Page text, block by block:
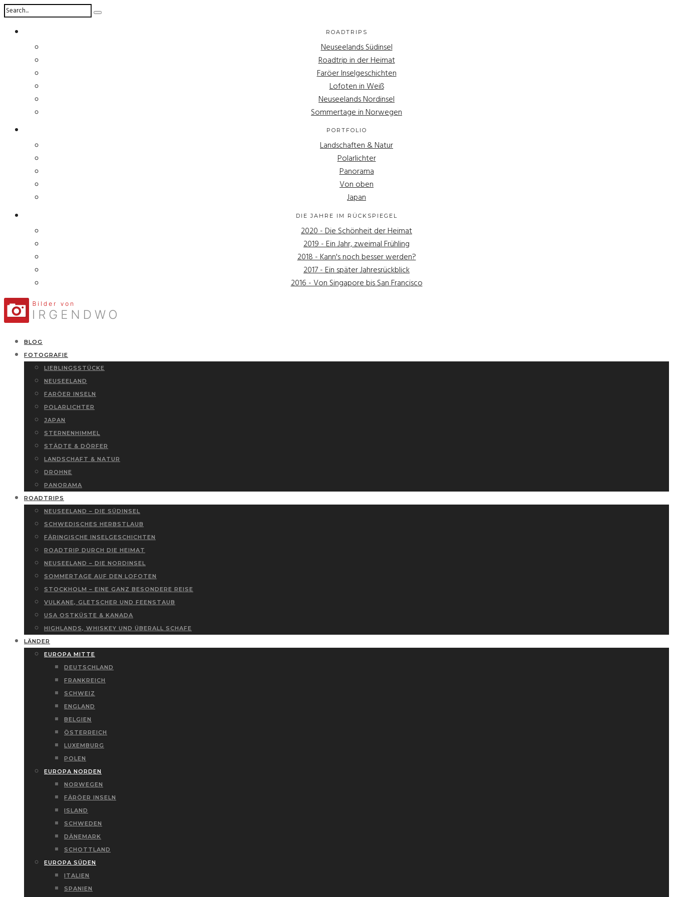
ROADTRIPS
Neuseelands Südinsel
Roadtrip in der Heimat
Faröer Inselgeschichten
Lofoten in Weiß
Neuseelands Nordinsel
Sommertage in Norwegen
PORTFOLIO
Landschaften & Natur
Polarlichter
Panorama
Von oben
Japan
DIE JAHRE IM RÜCKSPIEGEL
2020 - Die Schönheit der Heimat
2019 - Ein Jahr, zweimal Frühling
2018 - Kann's noch besser werden?
2017 - Ein später Jahresrückblick
2016 - Von Singapore bis San Francisco
BLOG
FOTOGRAFIE
LIEBLINGSSTÜCKE
NEUSEELAND
FARÖER INSELN
POLARLICHTER
JAPAN
STERNENHIMMEL
STÄDTE & DÖRFER
LANDSCHAFT & NATUR
DROHNE
PANORAMA
ROADTRIPS
NEUSEELAND – DIE SÜDINSEL
SCHWEDISCHES HERBSTLAUB
FÄRINGISCHE INSELGESCHICHTEN
ROADTRIP DURCH DIE HEIMAT
NEUSEELAND – DIE NORDINSEL
SOMMERTAGE AUF DEN LOFOTEN
STOCKHOLM – EINE GANZ BESONDERE REISE
VULKANE, GLETSCHER UND FEENSTAUB
USA OSTKÜSTE & KANADA
HIGHLANDS, WHISKEY UND ÜBERALL SCHAFE
LÄNDER
EUROPA MITTE
DEUTSCHLAND
FRANKREICH
SCHWEIZ
ENGLAND
BELGIEN
ÖSTERREICH
LUXEMBURG
POLEN
EUROPA NORDEN
NORWEGEN
FÄRÖER INSELN
ISLAND
SCHWEDEN
DÄNEMARK
SCHOTTLAND
EUROPA SÜDEN
ITALIEN
SPANIEN